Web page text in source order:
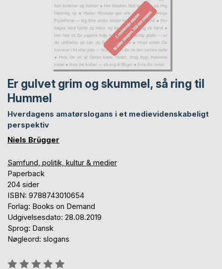
Er gulvet grim og skummel, så ring til
Hummel
Hverdagens amatørslogans i et medievidenskabeligt
perspektiv
Niels Brügger
Samfund, politik, kultur & medier
Paperback
204 sider
ISBN: 9788743010654
Forlag: Books on Demand
Udgivelsesdato: 28.08.2019
Sprog: Dansk
Nøgleord: slogans
Anmeldelse::